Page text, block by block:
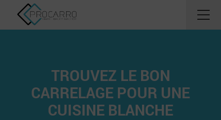
TROUVEZ LE BON
CARRELAGE POUR UNE
CUISINE BLANCHE